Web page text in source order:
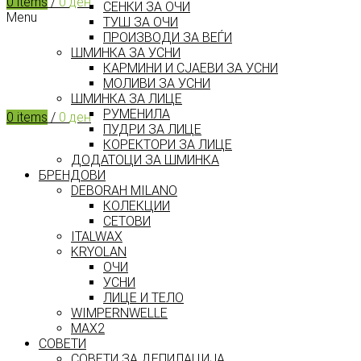
Menu
0 items / 0 ден
СЕНКИ ЗА ОЧИ
ТУШ ЗА ОЧИ
ПРОИЗВОДИ ЗА ВЕЃИ
ШМИНКА ЗА УСНИ
КАРМИНИ И СЈАЕВИ ЗА УСНИ
МОЛИВИ ЗА УСНИ
ШМИНКА ЗА ЛИЦЕ
РУМЕНИЛА
ПУДРИ ЗА ЛИЦЕ
КОРЕКТОРИ ЗА ЛИЦЕ
ДОДАТОЦИ ЗА ШМИНКА
БРЕНДОВИ
DEBORAH MILANO
КОЛЕКЦИИ
СЕТОВИ
ITALWAX
KRYOLAN
ОЧИ
УСНИ
ЛИЦЕ И ТЕЛО
WIMPERNWELLE
MAX2
СОВЕТИ